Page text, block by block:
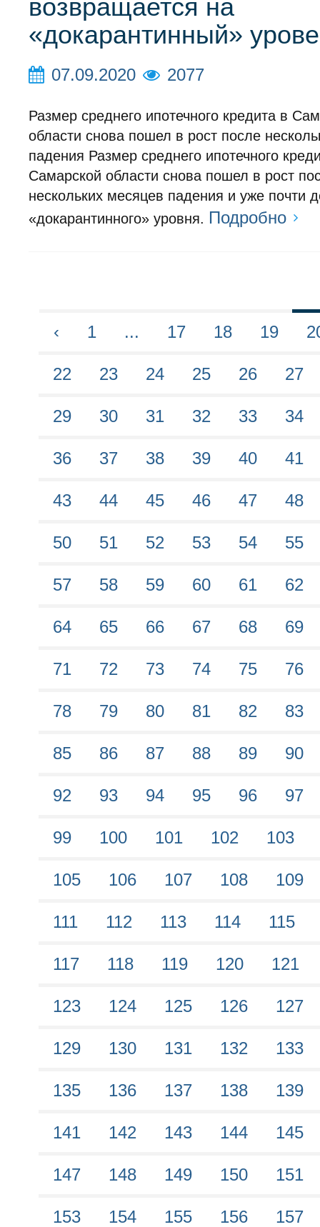
возвращается на
«докарантинный»
07.09.2020 2077
Размер среднего ипотечного кредита в
области снова пошел в рост после
падения Размер среднего ипотечного
Самарской области снова пошел в рост
нескольких месяцев падения и уже почти
«докарантинного» уровня. Подробно
‹ 1 ... 17 18 19
22 23 24 25 26 27
29 30 31 32 33 34
36 37 38 39 40 41
43 44 45 46 47 48
50 51 52 53 54 55
57 58 59 60 61 62
64 65 66 67 68 69
71 72 73 74 75 76
78 79 80 81 82 83
85 86 87 88 89 90
92 93 94 95 96 97
99 100 101 102 103
105 106 107 108 109
111 112 113 114 115
117 118 119 120 121
123 124 125 126 127
129 130 131 132 133
135 136 137 138 139
141 142 143 144 145
147 148 149 150 151
153 154 155 156 157